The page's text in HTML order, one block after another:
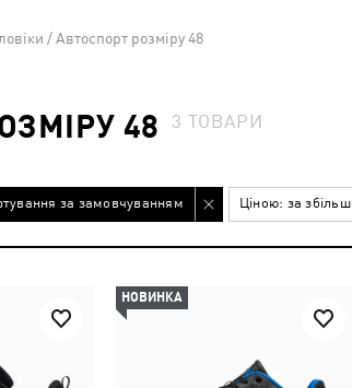
/ Автоспорт розміру 48
48 3 ТОВАРИ
за замовчуванням Ціною: за
НОВИНКА